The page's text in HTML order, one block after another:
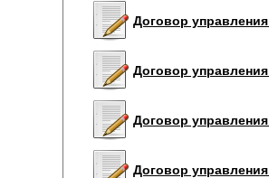
Договор
Договор
Договор
Договор